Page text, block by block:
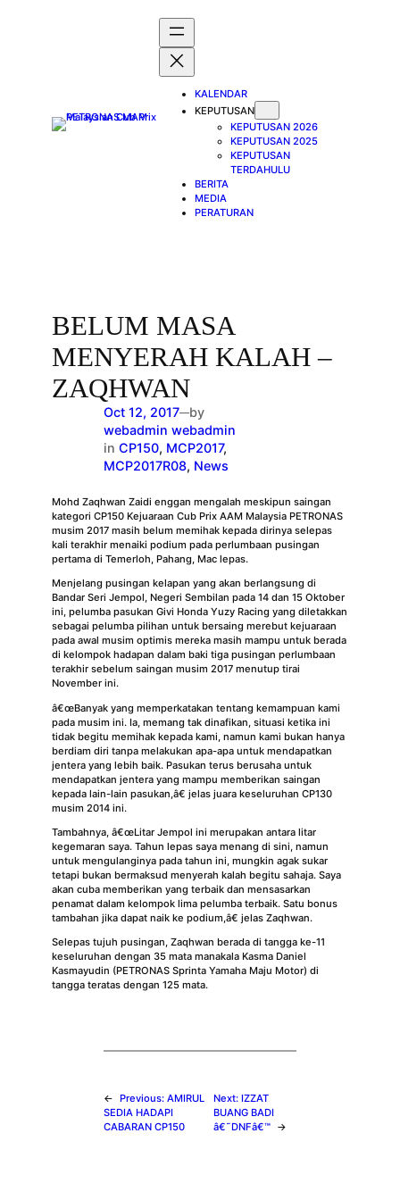
KALENDAR
KEPUTUSAN
KEPUTUSAN 2026
KEPUTUSAN 2025
KEPUTUSAN
TERDAHULU
BERITA
MEDIA
PERATURAN
BELUM MASA
MENYERAH KALAH –
ZAQHWAN
Oct 12, 2017—by
webadmin webadmin
inCP150, MCP2017
MCP2017R08, News
Mohd Zaqhwan Zaidi enggan mengalah meskipun saingan
kategori CP150 Kejuaraan Cub Prix AAM Malaysia PETRONAS
musim 2017 masih belum memihak kepada dirinya selepas
kali terakhir menaiki podium pada perlumbaan pusingan
pertama di Temerloh, Pahang, Mac lepas.
Menjelang pusingan kelapan yang akan berlangsung di
Bandar Seri Jempol, Negeri Sembilan pada 14 dan 15 Oktober
ini, pelumba pasukan Givi Honda Yuzy Racing yang diletakkan
sebagai pelumba pilihan untuk bersaing merebut kejuaraan
pada awal musim optimis mereka masih mampu untuk berada
di kelompok hadapan dalam baki tiga pusingan perlumbaan
terakhir sebelum saingan musim 2017 menutup tirai
November ini.
â€œBanyak yang memperkatakan tentang kemampuan kami
pada musim ini. Ia, memang tak dinafikan, situasi ketika ini
tidak begitu memihak kepada kami, namun kami bukan hanya
berdiam diri tanpa melakukan apa-apa untuk mendapatkan
jentera yang lebih baik. Pasukan terus berusaha untuk
mendapatkan jentera yang mampu memberikan saingan
kepada lain-lain pasukan,â€ jelas juara keseluruhan CP130
musim 2014 ini.
Tambahnya, â€œLitar Jempol ini merupakan antara litar
kegemaran saya. Tahun lepas saya menang di sini, namun
untuk mengulanginya pada tahun ini, mungkin agak sukar
tetapi bukan bermaksud menyerah kalah begitu sahaja. Saya
akan cuba memberikan yang terbaik dan mensasarkan
penamat dalam kelompok lima pelumba terbaik. Satu bonus
tambahan jika dapat naik ke podium,â€ jelas Zaqhwan.
Selepas tujuh pusingan, Zaqhwan berada di tangga ke-11
keseluruhan dengan 35 mata manakala Kasma Daniel
Kasmayudin (PETRONAS Sprinta Yamaha Maju Motor) di
tangga teratas dengan 125 mata.
← Previous:AMIRUL
SEDIA HADAPI
CABARAN CP150
Next: IZZAT
BUANG BADI
â€˜DNFâ€™ →